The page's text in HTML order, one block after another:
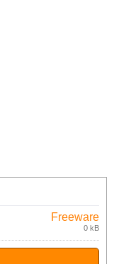
Freeware
(pro
nekomerční
účely)
0 kB